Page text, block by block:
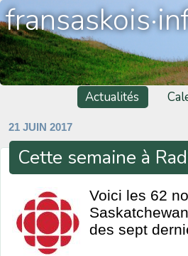
Actualités
21 JUIN 2017
Cette semaine à
Voici les 62
des sept